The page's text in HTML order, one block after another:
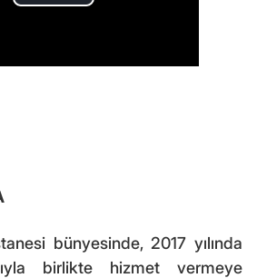
bünyesinde, 2017 yılında
birlikte hizmet vermeye